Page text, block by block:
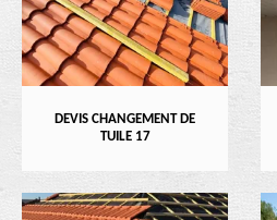
DEVIS CHANGEMENT DE
TUILE 17